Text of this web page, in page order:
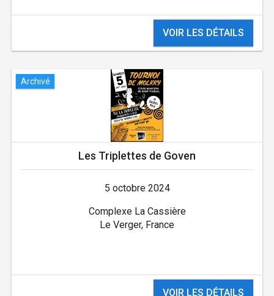
VOIR LES DÉTAILS
Archivé
Les Triplettes de Goven
5 octobre 2024
Complexe La Cassière
Le Verger, France
VOIR LES DÉTAILS